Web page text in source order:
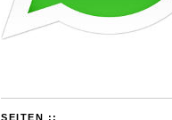
SEITEN ::